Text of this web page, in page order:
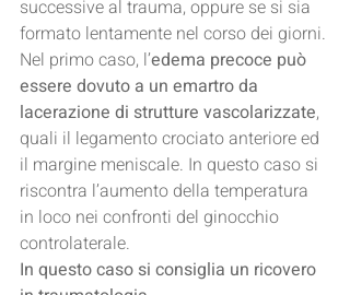
successive al trauma, oppure se si sia
formato lentamente nel corso dei giorni.
Nel primo caso, l’edema precoce può
essere dovuto a un emartro da
lacerazione di strutture vascolarizzate,
quali il legamento crociato anteriore ed
il margine meniscale. In questo caso si
riscontra l’aumento della temperatura
in loco nei confronti del ginocchio
controlaterale.
In questo caso si consiglia un ricovero